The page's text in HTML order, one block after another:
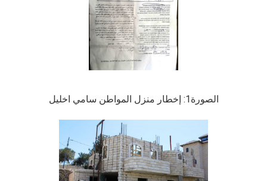
الصورة1: إخطار منزل المواطن سامي اخليل